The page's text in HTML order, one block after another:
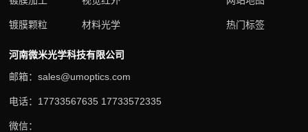
镀膜颗粒 材料光学 热门标签
河南微米光学科技有限公司
邮箱：sales@umoptics.com
电话：17733567635 17733572335
微信：